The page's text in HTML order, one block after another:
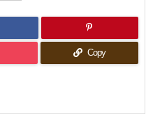
Copy